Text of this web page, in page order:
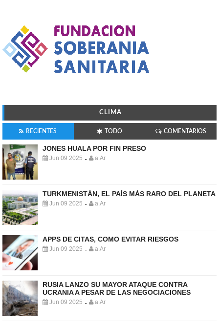
CLIMA
RECIENTES TODO COMENTARIOS
JONES HUALA POR FIN PRESO
Jun 09 2025 - a.Ar
TURKMENISTÁN, EL PAÍS MÁS RARO DEL PLANETA
Jun 09 2025 - a.Ar
APPS DE CITAS, COMO EVITAR RIESGOS
Jun 09 2025 - a.Ar
RUSIA LANZO SU MAYOR ATAQUE CONTRA
UCRANIA A PESAR DE LAS NEGOCIACIONES
Jun 09 2025 - a.Ar